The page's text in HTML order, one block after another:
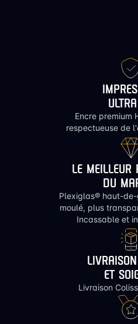
Encre premium
respectueuse de
LE MEILLEUR
DU
Plexiglas® haut-
moulé, plus
Incassable et
ET
Livraison